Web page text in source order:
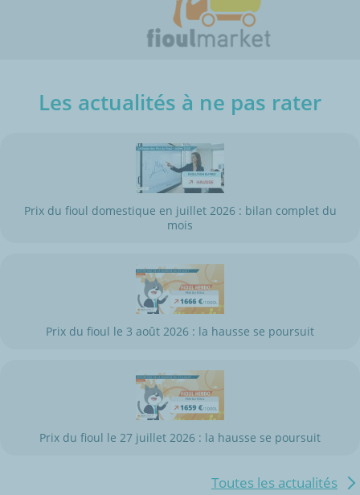
Les actualités à ne pas rater
Prix du fioul domestique en juillet 2026 : bilan complet du
mois
Prix du fioul le 3 août 2026 : la hausse se poursuit
Prix du fioul le 27 juillet 2026 : la hausse se poursuit
Toutes les actualités